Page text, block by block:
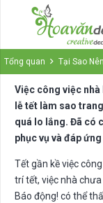
Tổng quan Tại Sao
Việc công việc
lễ tết làm sao
quá lo lắng. Đã có
phục vụ và đáp
Tết gần kề việc
trí tết, việc nhà
Báo động! có thể